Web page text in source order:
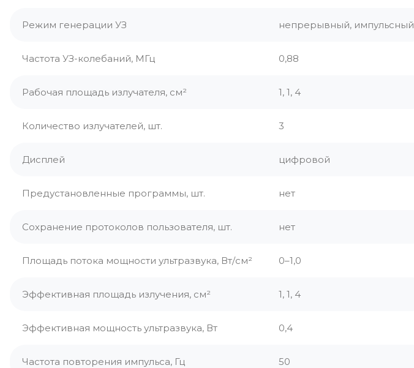
Режим генерации УЗ непрерывный, импульсный
Частота УЗ-колебаний, МГц 0,88
Рабочая площадь излучателя, см² 1, 1, 4
Количество излучателей, шт. 3
Дисплей цифровой
Предустановленные программы, шт. нет
Сохранение протоколов пользователя, шт. нет
Площадь потока мощности ультразвука, Вт/см² 0–1,0
Эффективная площадь излучения, см² 1, 1, 4
Эффективная мощность ультразвука, Вт 0,4
Частота повторения импульса, Гц 50